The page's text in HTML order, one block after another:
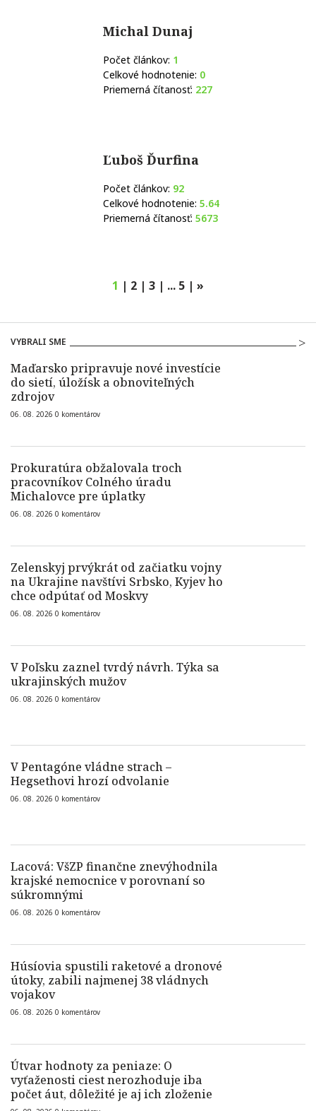
Michal Dunaj
Počet článkov: 1
Celkové hodnotenie: 0
Priemerná čítanosť: 227
Ľuboš Ďurfina
Počet článkov: 92
Celkové hodnotenie: 5.64
Priemerná čítanosť: 5673
1 | 2 | 3 | ... 5 | »
VYBRALI SME
Maďarsko pripravuje nové investície
do sietí, úložísk a obnoviteľných
zdrojov
06. 08. 2026 0 komentárov
Prokuratúra obžalovala troch
pracovníkov Colného úradu
Michalovce pre úplatky
06. 08. 2026 0 komentárov
Zelenskyj prvýkrát od začiatku vojny
na Ukrajine navštívi Srbsko, Kyjev ho
chce odpútať od Moskvy
06. 08. 2026 0 komentárov
V Poľsku zaznel tvrdý návrh. Týka sa
ukrajinských mužov
06. 08. 2026 0 komentárov
V Pentagóne vládne strach –
Hegsethovi hrozí odvolanie
06. 08. 2026 0 komentárov
Lacová: VšZP finančne znevýhodnila
krajské nemocnice v porovnaní so
súkromnými
06. 08. 2026 0 komentárov
Húsíovia spustili raketové a dronové
útoky, zabili najmenej 38 vládnych
vojakov
06. 08. 2026 0 komentárov
Útvar hodnoty za peniaze: O
vyťaženosti ciest nerozhoduje iba
počet áut, dôležité je aj ich zloženie